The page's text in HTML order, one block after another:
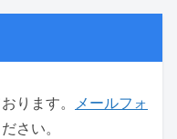
ります。
メールフォ
さい。